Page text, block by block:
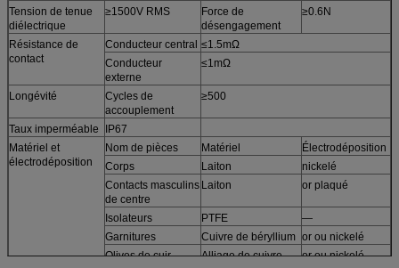
Tension de tenue
diélectrique
≥1500V RMS
Force de
désengagement
≥0.6N
Résistance de
contact
Conducteur central ≤1.5mΩ
Conducteur
externe
≤1mΩ
Longévité
Cycles de
accouplement
≥500
Taux imperméable
IP67
Matériel et
électrodéposition
Nom de pièces Matériel
Électrodéposition
Corps
Laiton
nickelé
Contacts masculins
de centre
Laiton or plaqué
Isolateurs PTFE
—
Garnitures
Cuivre de béryllium or ou nickelé
Olives de cuir
Alliage de cuivre or ou nickelé